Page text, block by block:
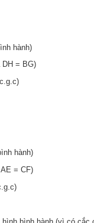
hành)
= BG)
hành)
= CF)